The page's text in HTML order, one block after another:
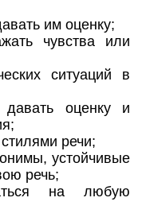
им оценку;
чувства или
ситуаций в
давать оценку и
речи;
устойчивые
речь;
на любую